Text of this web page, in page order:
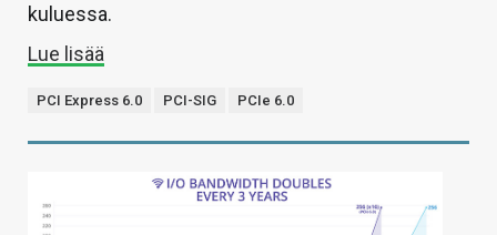
kuluessa.
Lue lisää
PCI Express 6.0 PCI-SIG PCIe 6.0